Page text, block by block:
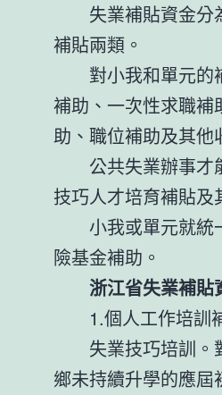
失業補貼資金分
補貼兩類。
對小我和單元的
補助、一次性求職
助、職位補助及其他
公共失業辦事才
技巧人才培育補貼及
小我或單元就
險基金補助。
浙江省失業補貼
1.個人工作培訓
失業技巧培訓
鄉未持續升學的應屆